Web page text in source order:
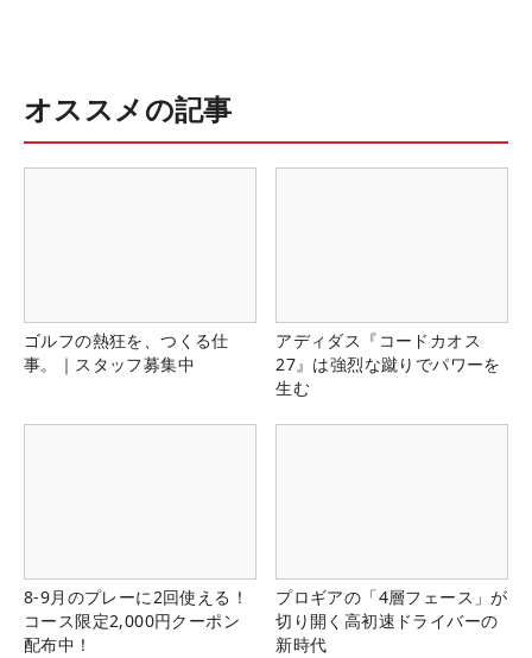
オススメの記事
ゴルフの熱狂を、つくる仕
事。｜スタッフ募集中
アディダス『コードカオス
27』は強烈な蹴りでパワーを
生む
8-9月のプレーに2回使える！
コース限定2,000円クーポン
配布中！
プロギアの「4層フェース」が
切り開く高初速ドライバーの
新時代